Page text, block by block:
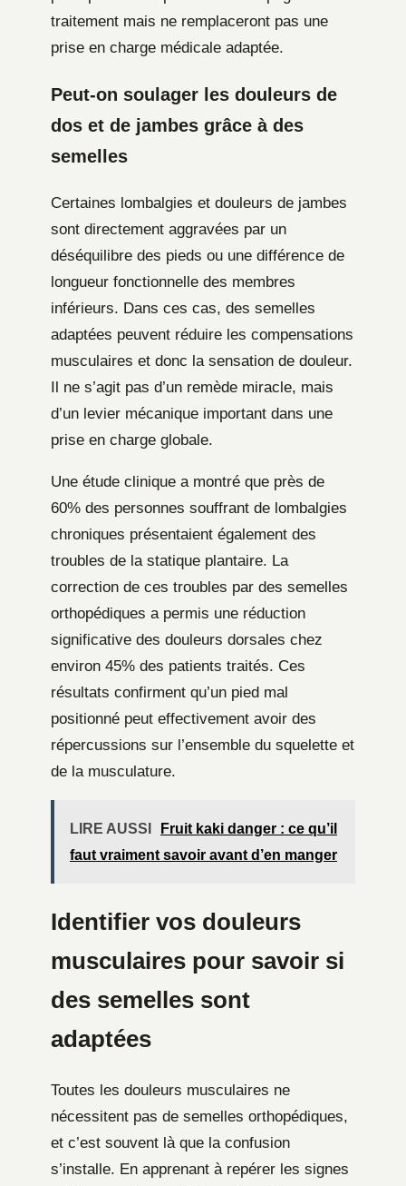
traitement mais ne remplaceront pas une
prise en charge médicale adaptée.
Peut-on soulager les douleurs de
dos et de jambes grâce à des
semelles
Certaines lombalgies et douleurs de jambes
sont directement aggravées par un
déséquilibre des pieds ou une différence de
longueur fonctionnelle des membres
inférieurs. Dans ces cas, des semelles
adaptées peuvent réduire les compensations
musculaires et donc la sensation de douleur.
Il ne s’agit pas d’un remède miracle, mais
d’un levier mécanique important dans une
prise en charge globale.
Une étude clinique a montré que près de
60% des personnes souffrant de lombalgies
chroniques présentaient également des
troubles de la statique plantaire. La
correction de ces troubles par des semelles
orthopédiques a permis une réduction
significative des douleurs dorsales chez
environ 45% des patients traités. Ces
résultats confirment qu’un pied mal
positionné peut effectivement avoir des
répercussions sur l’ensemble du squelette et
de la musculature.
LIRE AUSSI
Fruit kaki danger : ce qu’il
faut vraiment savoir avant d’en manger
Identifier vos douleurs
musculaires pour savoir si
des semelles sont
adaptées
Toutes les douleurs musculaires ne
nécessitent pas de semelles orthopédiques,
et c’est souvent là que la confusion
s’installe. En apprenant à repérer les signes